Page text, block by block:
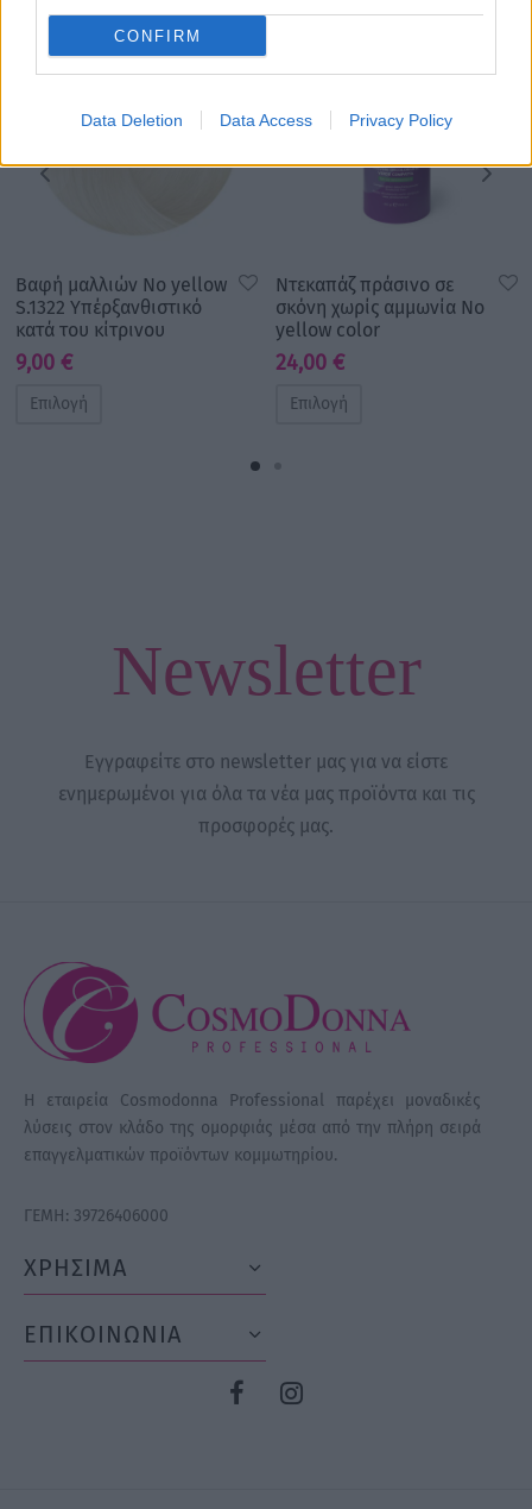
CONFIRM
Data Deletion Data Access Privacy Policy
Βαφή μαλλιών No yellow
S.1322 Υπέρξανθιστικό
κατά του κίτρινου
9,00 €
Επιλογή
Ντεκαπάζ πράσινο σε
σκόνη χωρίς αμμωνία No
yellow color
24,00 €
Επιλογή
Newsletter
Εγγραφείτε στο newsletter μας για να είστε
ενημερωμένοι για όλα τα νέα μας προϊόντα και τις
προσφορές μας.
Η εταιρεία Cosmodonna Professional παρέχει μοναδικές
λύσεις στον κλάδο της ομορφιάς μέσα από την πλήρη σειρά
επαγγελματικών προϊόντων κομμωτηρίου.
ΓΕΜΗ: 39726406000
ΧΡΗΣΙΜΑ
ΕΠΙΚΟΙΝΩΝΙΑ